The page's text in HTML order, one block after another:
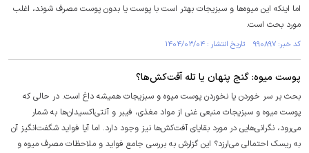
اما اینکه این میوه‌ها و سبزیجات بهتر است با پوست یا بدون پوست مصرف شوند، اغلب
مورد بحث است.
کد خبر: ۹۹۰۸۹۷ تاریخ انتشار : ۱۴۰۴/۰۳/۰۴
پوست میوه: گنج پنهان یا تله آفت‌کش‌ها؟
بحث بر سر خوردن یا نخوردن پوست میوه و سبزیجات همیشه داغ است. در حالی که
پوست میوه و سبزیجات منبعی غنی از مواد مغذی، فیبر و آنتی‌اکسیدان‌ها به شمار
می‌رود، نگرانی‌هایی در مورد بقایای آفت‌کش‌ها نیز وجود دارد. اما آیا فواید شگفت‌انگیز آن
به ریسک احتمالی می‌ارزد؟ این گزارش به بررسی جامع فواید و ملاحظات مصرف میوه و